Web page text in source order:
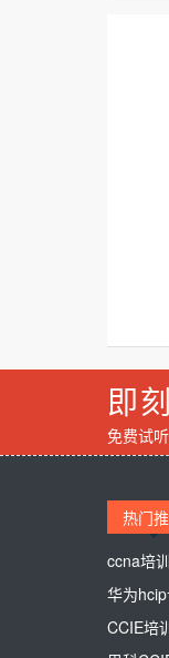
即
免费试
热门
ccna培
华为
CCIE培
熊猫同学
江苏自
思博盈通